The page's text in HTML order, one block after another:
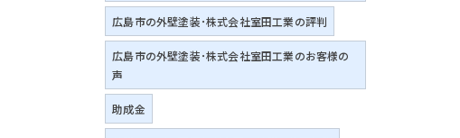
広島市の外壁塗装･株式会社室田工業の評判
広島市の外壁塗装･株式会社室田工業のお客様の
声
助成金